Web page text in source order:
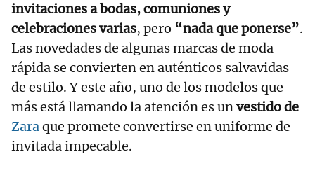
invitaciones a bodas, comuniones y
celebraciones varias, pero “nada que ponerse”.
Las novedades de algunas marcas de moda
rápida se convierten en auténticos salvavidas
de estilo. Y este año, uno de los modelos que
más está llamando la atención es unvestido de
Zaraque promete convertirse en uniforme de
invitada impecable.